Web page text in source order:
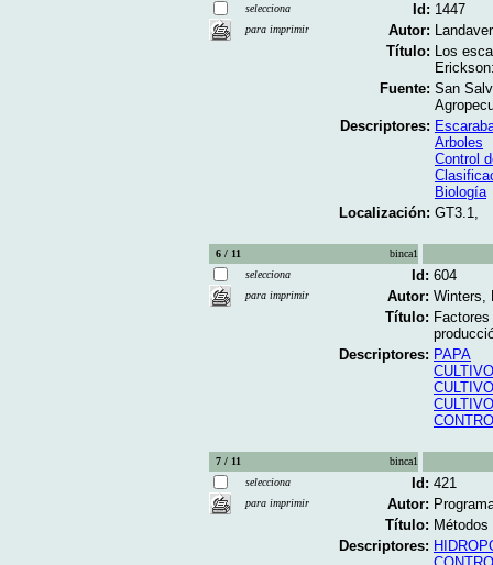
selecciona
para imprimir
Id: 1447
Autor:
Título: Los
Fuente: San
Descriptores:
Arboles
Control
Biología
Localización: GT3.1,
6 / 11
binca1
selecciona
para imprimir
Id: 604
Autor: Winters,
Título:
Descriptores: PAPA
7 / 11
binca1
selecciona
para imprimir
Id: 421
Autor:
Título:
Descriptores: